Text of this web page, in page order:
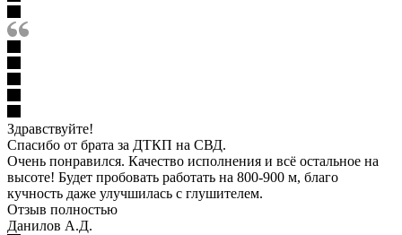
Здравствуйте!
Спасибо от брата за ДТКП на СВД.
Очень понравился. Качество исполнения и всё остальное на
высоте! Будет пробовать работать на 800-900 м, благо
кучность даже улучшилась с глушителем.
Отзыв полностью
Данилов А.Д.